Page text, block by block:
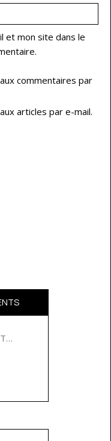
et mon site dans le
commentaires par
articles par e-mail.